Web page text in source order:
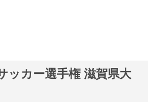
ッカー選手権 滋賀県大